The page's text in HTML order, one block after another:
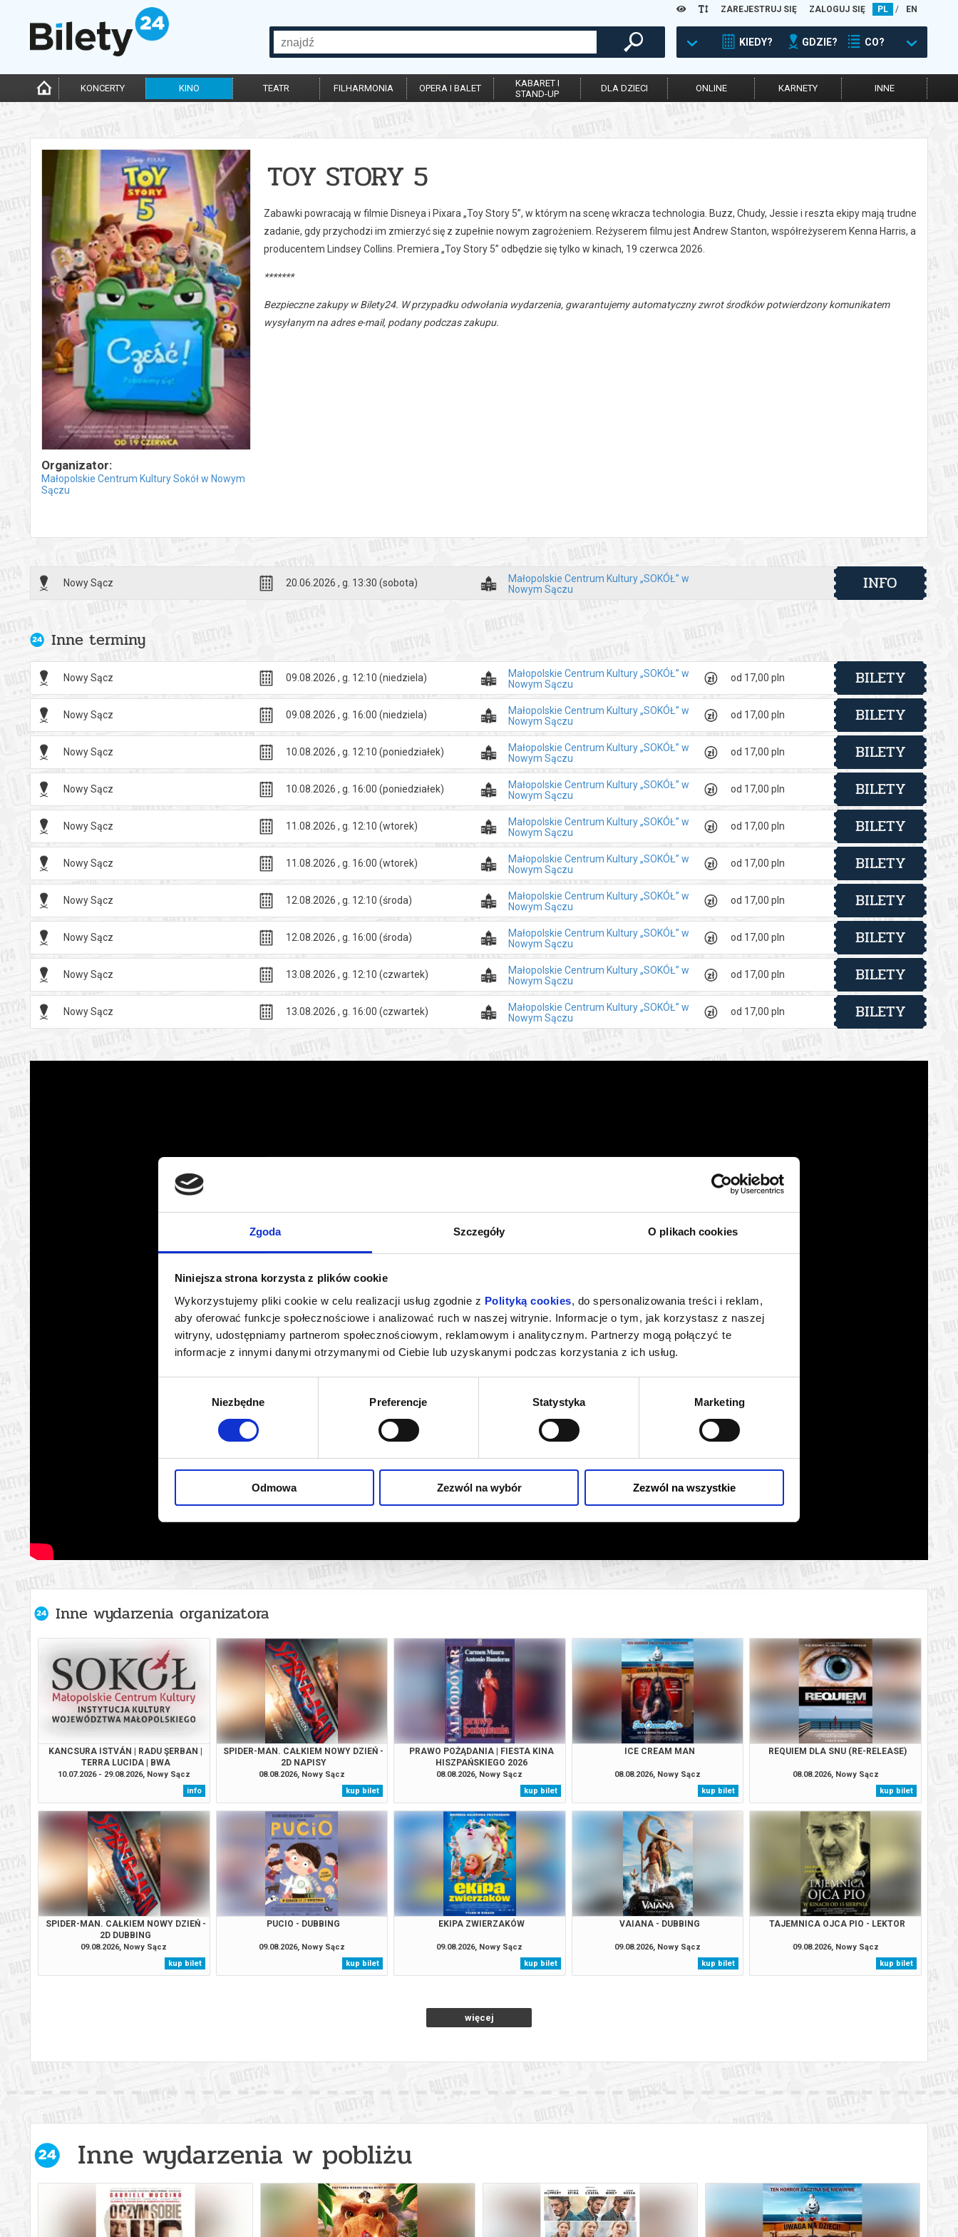
Zgoda Szczegóły O plikach cookies
Niniejsza strona korzysta z plików cookie
Wykorzystujemy pliki cookie w celu realizacji usług zgodnie z Polityką cookies, do spersonalizowania treści i reklam,
aby oferować funkcje społecznościowe i analizować ruch w naszej witrynie. Informacje o tym, jak korzystasz z naszej
witryny, udostępniamy partnerom społecznościowym, reklamowym i analitycznym. Partnerzy mogą połączyć te
informacje z innymi danymi otrzymanymi od Ciebie lub uzyskanymi podczas korzystania z ich usług.
Niezbędne Preferencje Statystyka Marketing
Odmowa Zezwól na wybór Zezwól na wszystkie
ZAREJESTRUJ SIĘ ZALOGUJ SIĘ PL / EN
KIEDY? GDZIE? CO?
KONCERTY KINO TEATR FILHARMONIA OPERA I BALET
KABARET I
STAND-UP
DLA DZIECI ONLINE KARNETY INNE
Organizator:
Małopolskie Centrum Kultury Sokół w Nowym
Sączu
TOY STORY 5
Zabawki powracają w filmie Disneya i Pixara „Toy Story 5”, w którym na scenę wkracza technologia. Buzz, Chudy, Jessie i reszta ekipy mają trudne
zadanie, gdy przychodzi im zmierzyć się z zupełnie nowym zagrożeniem. Reżyserem filmu jest Andrew Stanton, współreżyserem Kenna Harris, a
producentem Lindsey Collins. Premiera „Toy Story 5” odbędzie się tylko w kinach, 19 czerwca 2026.
*******
Bezpieczne zakupy w Bilety24. W przypadku odwołania wydarzenia, gwarantujemy automatyczny zwrot środków potwierdzony komunikatem
wysyłanym na adres e-mail, podany podczas zakupu.
Nowy Sącz 20.06.2026 , g. 13:30 (sobota)
Małopolskie Centrum Kultury „SOKÓŁ” w
Nowym Sączu
INFO
Inne terminy
Nowy Sącz 09.08.2026 , g. 12:10 (niedziela)
Małopolskie Centrum Kultury „SOKÓŁ” w
Nowym Sączu
od 17,00 pln BILETY
Nowy Sącz 09.08.2026 , g. 16:00 (niedziela)
Małopolskie Centrum Kultury „SOKÓŁ” w
Nowym Sączu
od 17,00 pln BILETY
Nowy Sącz 10.08.2026 , g. 12:10 (poniedziałek)
Małopolskie Centrum Kultury „SOKÓŁ” w
Nowym Sączu
od 17,00 pln BILETY
Nowy Sącz 10.08.2026 , g. 16:00 (poniedziałek)
Małopolskie Centrum Kultury „SOKÓŁ” w
Nowym Sączu
od 17,00 pln BILETY
Nowy Sącz 11.08.2026 , g. 12:10 (wtorek)
Małopolskie Centrum Kultury „SOKÓŁ” w
Nowym Sączu
od 17,00 pln BILETY
Nowy Sącz 11.08.2026 , g. 16:00 (wtorek)
Małopolskie Centrum Kultury „SOKÓŁ” w
Nowym Sączu
od 17,00 pln BILETY
Nowy Sącz 12.08.2026 , g. 12:10 (środa)
Małopolskie Centrum Kultury „SOKÓŁ” w
Nowym Sączu
od 17,00 pln BILETY
Nowy Sącz 12.08.2026 , g. 16:00 (środa)
Małopolskie Centrum Kultury „SOKÓŁ” w
Nowym Sączu
od 17,00 pln BILETY
Nowy Sącz 13.08.2026 , g. 12:10 (czwartek)
Małopolskie Centrum Kultury „SOKÓŁ” w
Nowym Sączu
od 17,00 pln BILETY
Nowy Sącz 13.08.2026 , g. 16:00 (czwartek)
Małopolskie Centrum Kultury „SOKÓŁ” w
Nowym Sączu
od 17,00 pln BILETY
Inne wydarzenia organizatora
KANCSURA ISTVÁN | RADU ŞERBAN |
TERRA LUCIDA | BWA
10.07.2026 - 29.08.2026, Nowy Sącz
info
SPIDER-MAN. CAŁKIEM NOWY DZIEŃ -
2D NAPISY
08.08.2026, Nowy Sącz
kup bilet
PRAWO POŻĄDANIA | FIESTA KINA
HISZPAŃSKIEGO 2026
08.08.2026, Nowy Sącz
kup bilet
ICE CREAM MAN
08.08.2026, Nowy Sącz
kup bilet
REQUIEM DLA SNU (RE-RELEASE)
08.08.2026, Nowy Sącz
kup bilet
SPIDER-MAN. CAŁKIEM NOWY DZIEŃ -
2D DUBBING
09.08.2026, Nowy Sącz
kup bilet
PUCIO - DUBBING
09.08.2026, Nowy Sącz
kup bilet
EKIPA ZWIERZAKÓW
09.08.2026, Nowy Sącz
kup bilet
VAIANA - DUBBING
09.08.2026, Nowy Sącz
kup bilet
TAJEMNICA OJCA PIO - LEKTOR
09.08.2026, Nowy Sącz
kup bilet
więcej
Inne wydarzenia w pobliżu